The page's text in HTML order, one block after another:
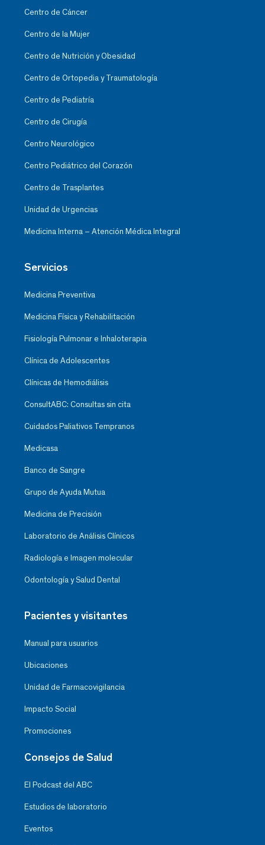
Centro de Cáncer
Centro de la Mujer
Centro de Nutrición y Obesidad
Centro de Ortopedia y Traumatología
Centro de Pediatría
Centro de Cirugía
Centro Neurológico
Centro Pediátrico del Corazón
Centro de Trasplantes
Unidad de Urgencias
Medicina Interna – Atención Médica Integral
Servicios
Medicina Preventiva
Medicina Física y Rehabilitación
Fisiología Pulmonar e Inhaloterapia
Clínica de Adolescentes
Clínicas de Hemodiálisis
ConsultABC: Consultas sin cita
Cuidados Paliativos Tempranos
Medicasa
Banco de Sangre
Grupo de Ayuda Mutua
Medicina de Precisión
Laboratorio de Análisis Clínicos
Radiología e Imagen molecular
Odontología y Salud Dental
Pacientes y visitantes
Manual para usuarios
Ubicaciones
Unidad de Farmacovigilancia
Impacto Social
Promociones
Consejos de Salud
El Podcast del ABC
Estudios de laboratorio
Eventos